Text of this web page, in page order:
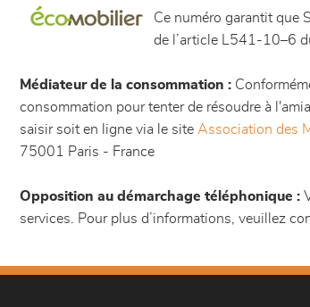
Ce numéro garantit que
de l’article L541-10–6
Médiateur de la consommation :
consommation pour tenter de résoudre à
saisir soit en ligne via le site Association des
75001 Paris - France
Opposition au démarchage téléphonique :
services. Pour plus d’informations, veuillez